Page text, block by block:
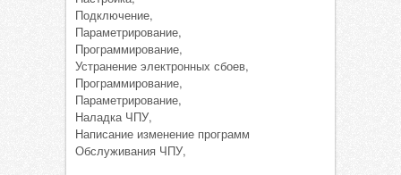
Подключение,
Параметрирование,
Программирование,
Устранение электронных сбоев,
Программирование,
Параметрирование,
Наладка ЧПУ,
Написание изменение программ
Обслуживания ЧПУ,